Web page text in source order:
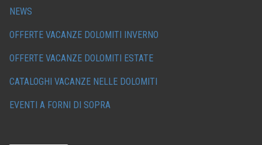
NEWS
OFFERTE VACANZE DOLOMITI INVERNO
OFFERTE VACANZE DOLOMITI ESTATE
CATALOGHI VACANZE NELLE DOLOMITI
EVENTI A FORNI DI SOPRA